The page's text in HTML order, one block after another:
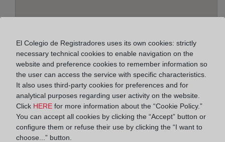
Address:
Avenida de la Costa, 18 - bajo y 1º, 33208
Horario:
De lunes a viernes de 09:00 a 17:00 horas
El Colegio de Registradores uses its own cookies: strictly
necessary technical cookies to enable navigation on the
website and preference cookies to remember information so
the user can access the service with specific characteristics.
It also uses third-party cookies for preferences and for
analytical purposes regarding user activity on the website.
Click HERE for more information about the “Cookie Policy.”
You can accept all cookies by clicking the “Accept” button or
configure them or refuse their use by clicking the “I want to
choose...” button.